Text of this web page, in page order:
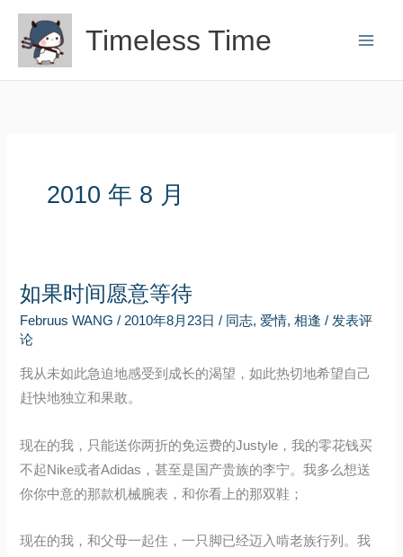
容
Timeless Time
2010 年 8 月
如果时间愿意等待
Februus WANG/ 2010年8月23日/ 同志, 爱情,相逢 / 发表评
论
我从未如此急迫地感受到成长的渴望，如此热切地希望自己
赶快地独立和果敢。
现在的我，只能送你两折的免运费的Justyle，我的零花钱买
不起Nike或者Adidas，甚至是国产贵族的李宁。我多么想送
你你中意的那款机械腕表，和你看上的那双鞋；
现在的我，和父母一起住，一只脚已经迈入啃老族行列。我